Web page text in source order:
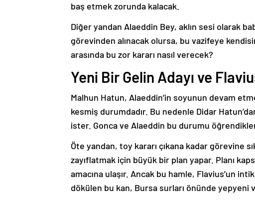
baş etmek zorunda kalacak.
Diğer yandan Alaeddin Bey, aklın sesi olarak
görevinden alınacak olursa, bu vazifeye
arasında bu zor kararı nasıl verecek?
Yeni Bir Gelin Adayı ve
Malhun Hatun, Alaeddin’in soyunun devam
kesmiş durumdadır. Bu nedenle Didar
ister. Gonca ve Alaeddin bu durumu
Öte yandan, toy kararı çıkana kadar görevine
zayıflatmak için büyük bir plan yapar. Planı
amacına ulaşır. Ancak bu hamle, Flavius’un
dökülen bu kan, Bursa surları önünde yepyeni